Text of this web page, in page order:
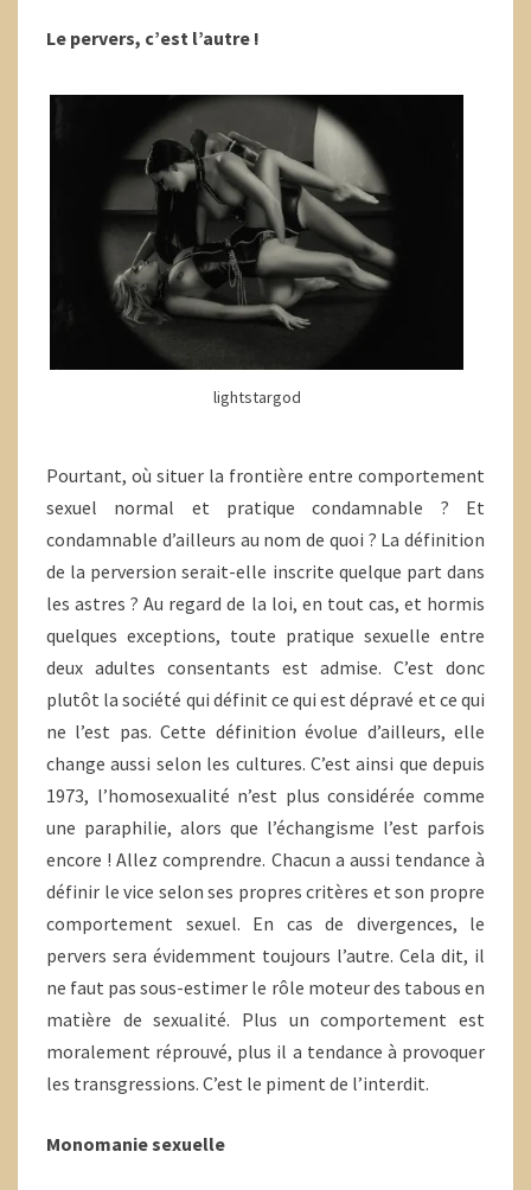
Le pervers, c’est l’autre !
lightstargod
Pourtant, où situer la frontière entre comportement
sexuel normal et pratique condamnable ? Et
condamnable d’ailleurs au nom de quoi ? La définition
de la perversion serait-elle inscrite quelque part dans
les astres ? Au regard de la loi, en tout cas, et hormis
quelques exceptions, toute pratique sexuelle entre
deux adultes consentants est admise. C’est donc
plutôt la société qui définit ce qui est dépravé et ce qui
ne l’est pas. Cette définition évolue d’ailleurs, elle
change aussi selon les cultures. C’est ainsi que depuis
1973, l’homosexualité n’est plus considérée comme
une paraphilie, alors que l’échangisme l’est parfois
encore ! Allez comprendre. Chacun a aussi tendance à
définir le vice selon ses propres critères et son propre
comportement sexuel. En cas de divergences, le
pervers sera évidemment toujours l’autre. Cela dit, il
ne faut pas sous-estimer le rôle moteur des tabous en
matière de sexualité. Plus un comportement est
moralement réprouvé, plus il a tendance à provoquer
les transgressions. C’est le piment de l’interdit.
Monomanie sexuelle